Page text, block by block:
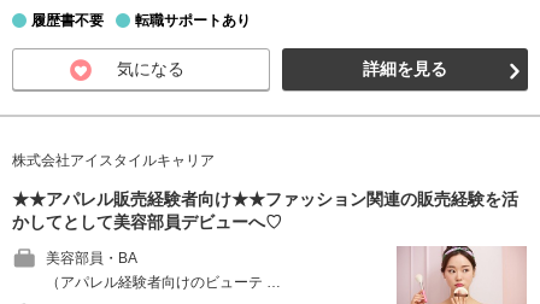
履歴書不要 転職サポートあり
気になる 詳細を見る
株式会社アイスタイルキャリア
★★アパレル販売経験者向け★★ファッション関連の販売経験を活
かしてとして美容部員デビューへ♡
美容部員・BA
（アパレル経験者向けのビューテ …